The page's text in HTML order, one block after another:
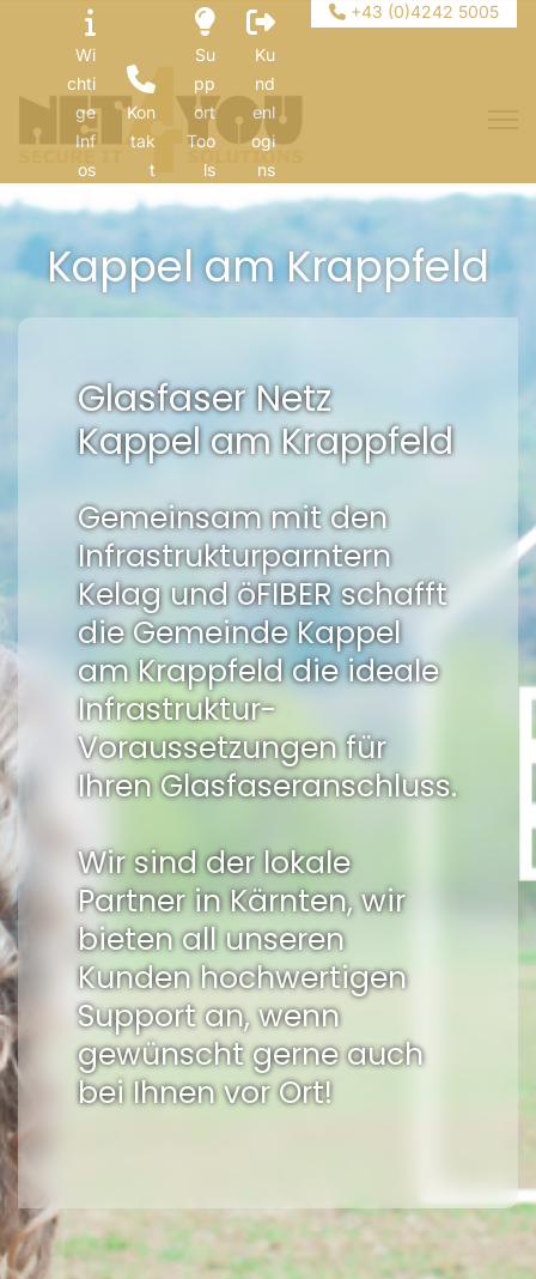
Wi
chti
ge
Inf
os
Kon
tak
t
Su
pp
ort
Too
ls
Ku
nd
enl
ogi
ns
+43 (0)4242 5005
Kappel am Krappfeld
Glasfaser Netz
Kappel am Krappfeld
Gemeinsam mit den
Infrastrukturparntern
Kelag und öFIBER schafft
die Gemeinde Kappel
am Krappfeld die ideale
Infrastruktur-
Voraussetzungen für
Ihren Glasfaseranschluss.
Wir sind der lokale
Partner in Kärnten, wir
bieten all unseren
Kunden hochwertigen
Support an, wenn
gewünscht gerne auch
bei Ihnen vor Ort!